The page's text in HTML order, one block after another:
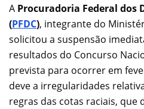
A Procuradoria Federal dos
(PFDC), integrante do
solicitou a suspensão
resultados do Concurso
prevista para ocorrer em
deve a irregularidades
regras das cotas raciais, que